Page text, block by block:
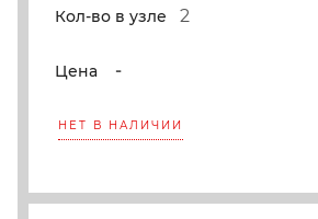
Кол-во в узле 2
Цена -
НЕТ В НАЛИЧИИ